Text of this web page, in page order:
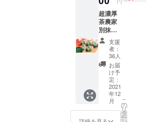
す。 ・
煎茶の
送料込
み ・事
前にお
茶を支
援者の
皆さま
にお届
けし、
茶農家
解説の
もと、
各茶の
超濃厚
茶農家
別抹茶
プリン
食べ比
べセッ
ト（茶
農家別
抹茶プ
リン5種
を含む
計8個入
り） ・
抹茶味6
支援
者：
36人
お届
け予
定：
2021
年12
月
こ
の
リ
タ
ー